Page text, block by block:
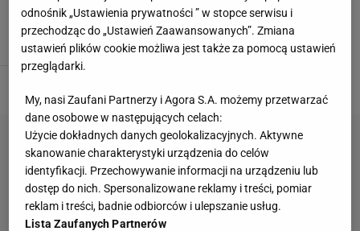
Barszcz czerwony
odnośnik „Ustawienia prywatności ” w stopce serwisu i
przechodząc do „Ustawień Zaawansowanych”. Zmiana
ustawień plików cookie możliwa jest także za pomocą ustawień
przeglądarki.
My, nasi Zaufani Partnerzy i Agora S.A. możemy przetwarzać
dane osobowe w następujących celach:
Użycie dokładnych danych geolokalizacyjnych. Aktywne
skanowanie charakterystyki urządzenia do celów
identyfikacji. Przechowywanie informacji na urządzeniu lub
dostęp do nich. Spersonalizowane reklamy i treści, pomiar
reklam i treści, badnie odbiorców i ulepszanie usług.
Lista Zaufanych Partnerów